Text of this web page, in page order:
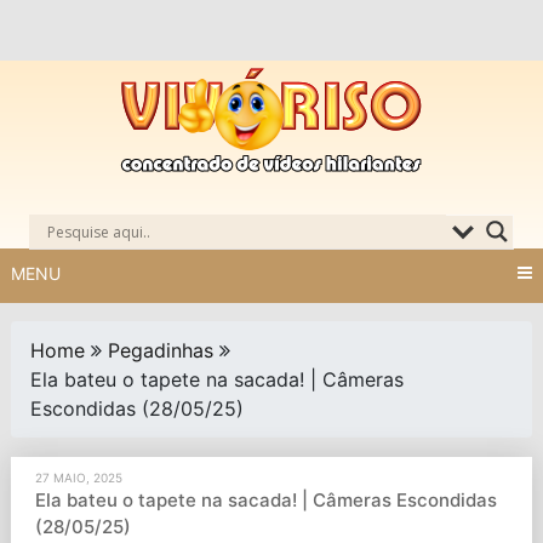
MENU
Home
Pegadinhas
Ela bateu o tapete na sacada! | Câmeras
Escondidas (28/05/25)
27 MAIO, 2025
Ela bateu o tapete na sacada! | Câmeras Escondidas
(28/05/25)